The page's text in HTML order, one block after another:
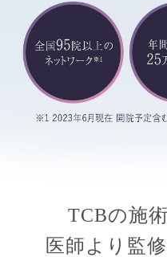
TCBの施
医師より監